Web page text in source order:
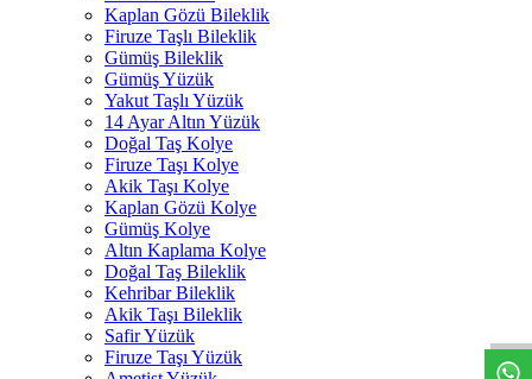
Kaplan Gözü Bileklik
Firuze Taşlı Bileklik
Gümüş Bileklik
Gümüş Yüzük
Yakut Taşlı Yüzük
14 Ayar Altın Yüzük
Doğal Taş Kolye
Firuze Taşı Kolye
Akik Taşı Kolye
Kaplan Gözü Kolye
Gümüş Kolye
Altın Kaplama Kolye
Doğal Taş Bileklik
Kehribar Bileklik
Akik Taşı Bileklik
Safir Yüzük
Firuze Taşı Yüzük